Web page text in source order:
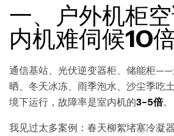
一、户外机柜
内机难伺候10
通信基站、光伏逆变器柜、储能柜
晒、冬天冰冻、雨季泡水、沙尘季吃
境下运行，故障率是室内机的3-5倍。
我见过太多案例：春天柳絮堵塞冷凝